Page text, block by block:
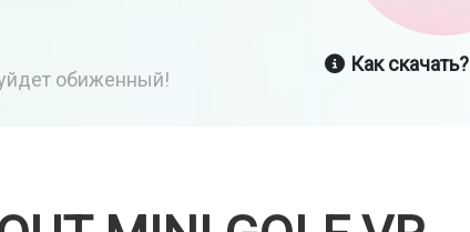
обиженный!
Как скачать?